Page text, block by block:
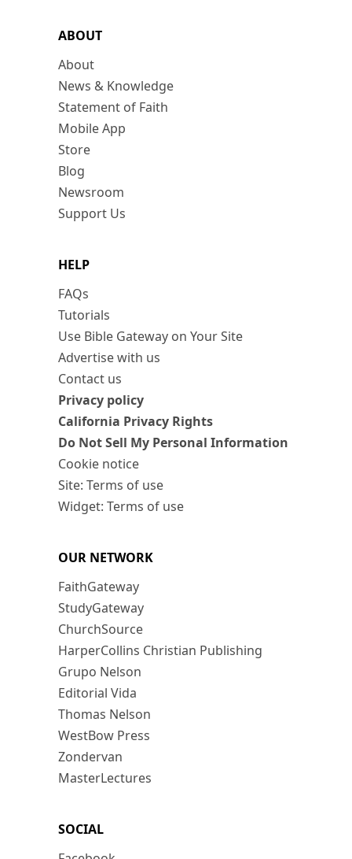
ABOUT
About
News & Knowledge
Statement of Faith
Mobile App
Store
Blog
Newsroom
Support Us
HELP
FAQs
Tutorials
Use Bible Gateway on Your Site
Advertise with us
Contact us
Privacy policy
California Privacy Rights
Do Not Sell My Personal Information
Cookie notice
Site: Terms of use
Widget: Terms of use
OUR NETWORK
FaithGateway
StudyGateway
ChurchSource
HarperCollins Christian Publishing
Grupo Nelson
Editorial Vida
Thomas Nelson
WestBow Press
Zondervan
MasterLectures
SOCIAL